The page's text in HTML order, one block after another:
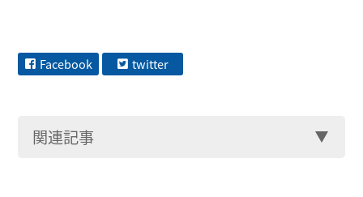
Facebook twitter
関連記事